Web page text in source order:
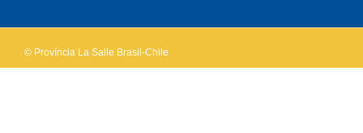
© Província La Salle Brasil-Chile